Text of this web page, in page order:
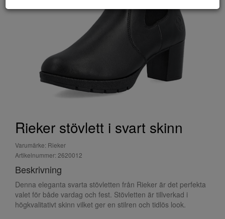
Rieker stövlett i svart skinn
Varumärke: Rieker
Artikelnummer: 2620012
Beskrivning
Denna eleganta svarta stövletten från Rieker är det perfekta
valet för både vardag och fest. Stövletten är tillverkad i
högkvalitativt skinn vilket ger en stilren och tidlös look.